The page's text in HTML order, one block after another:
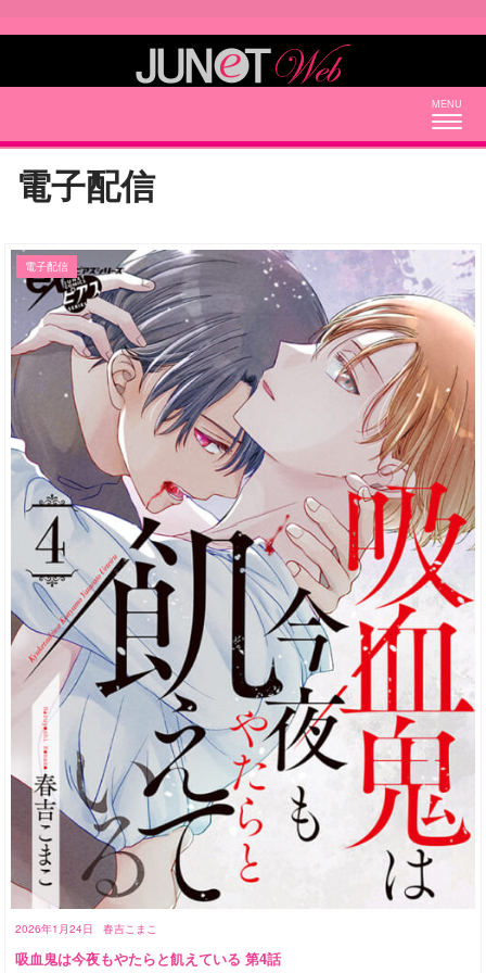
電子配信
2026年1月24日 春吉こまこ
電子配信
吸血鬼は今夜もやたらと飢えている 第4話